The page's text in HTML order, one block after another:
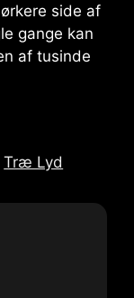
side af
gange kan
af ​​tusinde
Træ Lyd